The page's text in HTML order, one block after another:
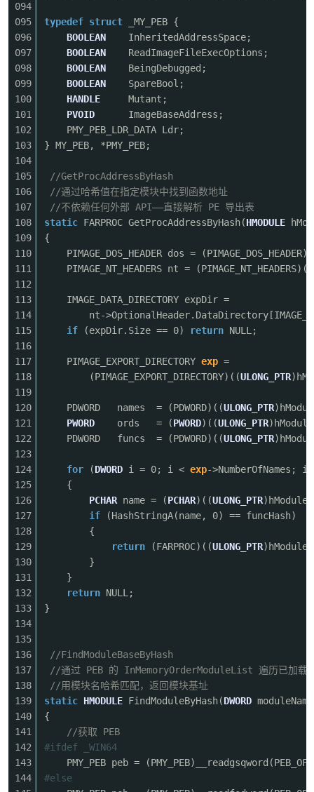
094
095
096
097
098
099
100
101
102
103
104
105
106
107
108
109
110
111
112
113
114
115
116
117
118
119
120
121
122
123
124
125
126
127
128
129
130
131
132
133
134
135
136
137
138
139
140
141
142
143
144
typedef struct
_MY_PEB {
BOOLEAN
InheritedAddressSpace;
BOOLEAN
ReadImageFileExecOptions;
BOOLEAN
BeingDebugged;
BOOLEAN
SpareBool;
HANDLE
Mutant;
PVOID
ImageBaseAddress;
PMY_PEB_LDR_DATA Ldr;
} MY_PEB, *PMY_PEB;
//GetProcAddressByHash
//通过哈希值在指定模块中找到函数地址
//不依赖任何外部 API——直接解析 PE 导出表
static FARPROC GetProcAddressByHash(HMODULE
{
PIMAGE_DOS_HEADER dos =
PIMAGE_NT_HEADERS nt = (PIMAGE_NT_HEADERS)((
IMAGE_DATA_DIRECTORY expDir =
nt-
if
(expDir.Size == 0) return NULL;
PIMAGE_EXPORT_DIRECTORY exp =
(PIMAGE_EXPORT_DIRECTORY)((ULONG_PTR
PDWORD names = (PDWORD)((ULONG_PTR
PWORD
ords = (PWORD)((ULONG_PTR
PDWORD funcs = (PDWORD)((ULONG_PTR
for (DWORD i = 0; i < exp->NumberOfNames;
{
PCHAR name = (PCHAR)((ULONG_PTR
if
(HashStringA(name, 0) == funcHash)
{
return
(FARPROC)((ULONG_PTR
}
}
return NULL;
}
//FindModuleBaseByHash
//通过 PEB 的 InMemoryOrderModuleList 遍历已加载
//用模块名哈希匹配，返回模块基址
static HMODULE FindModuleByHash(DWORD
{
//获取 PEB
#ifdef _WIN64
PMY_PEB peb =
#else